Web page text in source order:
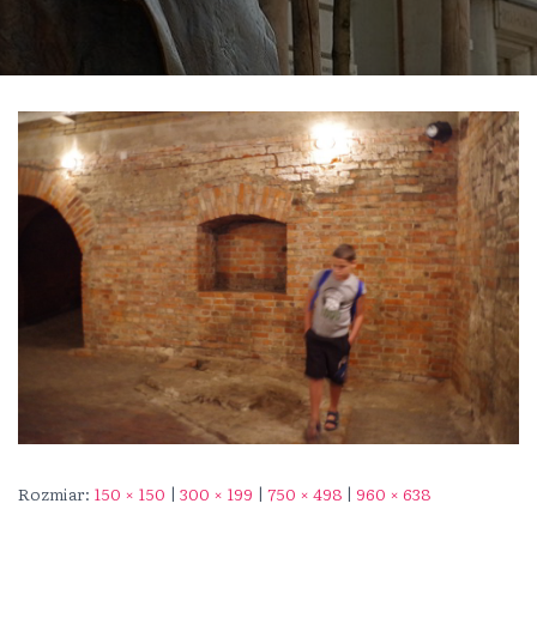
Rozmiar: 150 × 150 | 300 × 199 | 750 × 498 | 960 × 638